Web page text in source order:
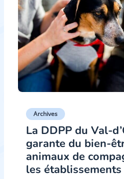
Archives
La DDPP du Val-
garante du bien-
animaux de
les